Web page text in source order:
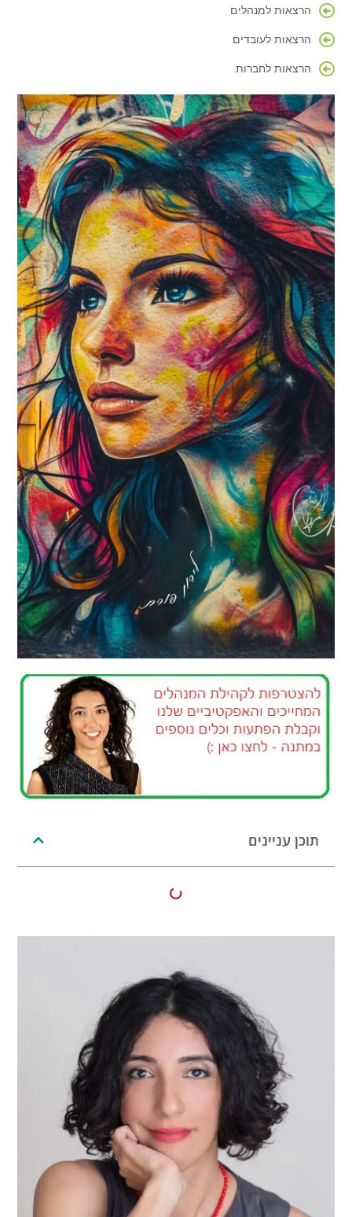
הרצאות למנהלים
הרצאות לעובדים
הרצאות לחברות
תוכן עניינים